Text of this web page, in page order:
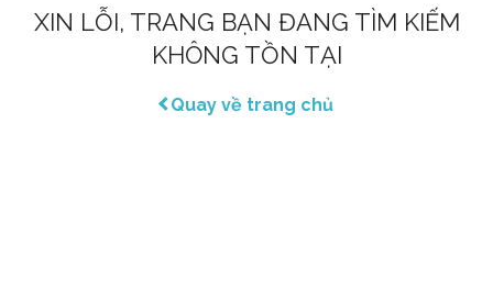
XIN LỖI, TRANG BẠN ĐANG TÌM KIẾM
KHÔNG TỒN TẠI
Quay về trang chủ